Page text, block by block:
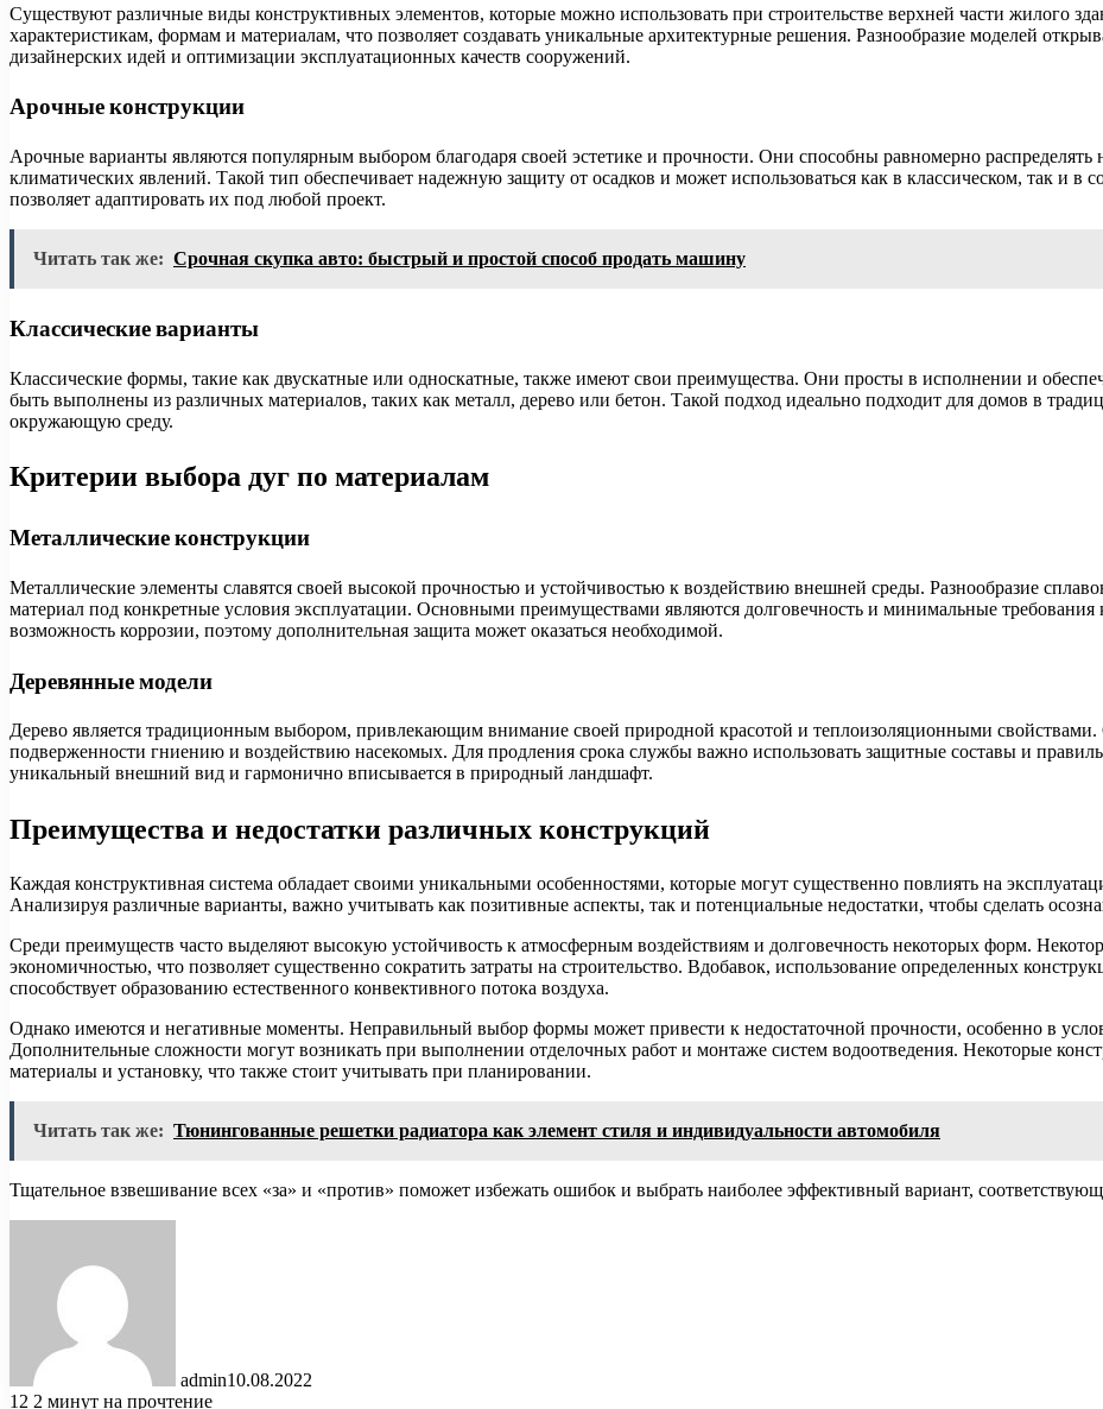
Существуют различные виды конструктивных элементов, которые можно использовать при строительстве верхней части жилого
характеристикам, формам и материалам, что позволяет создавать уникальные архитектурные решения. Разнообразие моделей
дизайнерских идей и оптимизации эксплуатационных качеств сооружений.
Арочные конструкции
Арочные варианты являются популярным выбором благодаря своей эстетике и прочности. Они способны равномерно распределять
климатических явлений. Такой тип обеспечивает надежную защиту от осадков и может использоваться как в классическом, так и
позволяет адаптировать их под любой проект.
Читать так же: Срочная скупка авто: быстрый и простой способ продать машину
Классические варианты
Классические формы, такие как двускатные или односкатные, также имеют свои преимущества. Они просты в исполнении и
быть выполнены из различных материалов, таких как металл, дерево или бетон. Такой подход идеально подходит для домов в
окружающую среду.
Критерии выбора дуг по материалам
Металлические конструкции
Металлические элементы славятся своей высокой прочностью и устойчивостью к воздействию внешней среды. Разнообразие
материал под конкретные условия эксплуатации. Основными преимуществами являются долговечность и минимальные
возможность коррозии, поэтому дополнительная защита может оказаться необходимой.
Деревянные модели
Дерево является традиционным выбором, привлекающим внимание своей природной красотой и теплоизоляционными свойствами.
подверженности гниению и воздействию насекомых. Для продления срока службы важно использовать защитные составы и
уникальный внешний вид и гармонично вписывается в природный ландшафт.
Преимущества и недостатки различных конструкций
Каждая конструктивная система обладает своими уникальными особенностями, которые могут существенно повлиять на
Анализируя различные варианты, важно учитывать как позитивные аспекты, так и потенциальные недостатки, чтобы сделать
Среди преимуществ часто выделяют высокую устойчивость к атмосферным воздействиям и долговечность некоторых форм.
экономичностью, что позволяет существенно сократить затраты на строительство. Вдобавок, использование определенных
способствует образованию естественного конвективного потока воздуха.
Однако имеются и негативные моменты. Неправильный выбор формы может привести к недостаточной прочности, особенно в
Дополнительные сложности могут возникать при выполнении отделочных работ и монтаже систем водоотведения. Некоторые
материалы и установку, что также стоит учитывать при планировании.
Читать так же: Тюнингованные решетки радиатора как элемент стиля и индивидуальности автомобиля
Тщательное взвешивание всех «за» и «против» поможет избежать ошибок и выбрать наиболее эффективный вариант,
admin10.08.2022
12 2 минут на прочтение